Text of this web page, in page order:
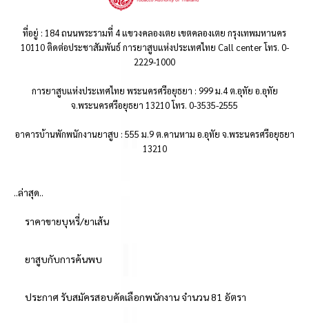
ที่อยู่ : 184 ถนนพระรามที่ 4 แขวงคลองเตย เขตคลองเตย กรุงเทพมหานคร
10110 ติดต่อประชาสัมพันธ์ การยาสูบแห่งประเทศไทย Call center โทร. 0-
2229-1000
การยาสูบแห่งประเทศไทย พระนครศรีอยุธยา : 999 ม.4 ต.อุทัย อ.อุทัย
จ.พระนครศรีอยุธยา 13210 โทร. 0-3535-2555
อาคารบ้านพักพนักงานยาสูบ : 555 ม.9 ต.คานหาม อ.อุทัย จ.พระนครศรีอยุธยา
13210
..ล่าสุด..
ราคาขายบุหรี่/ยาเส้น
ยาสูบกับการค้นพบ
ประกาศ รับสมัครสอบคัดเลือกพนักงาน จำนวน 81 อัตรา